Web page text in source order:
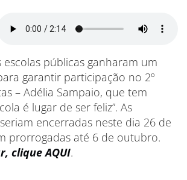
escolas públicas ganharam um
garantir participação no 2º
– Adélia Sampaio, que tem
é lugar de ser feliz”. As
encerradas neste dia 26 de
prorrogadas até 6 de outubro.
clique AQUI.